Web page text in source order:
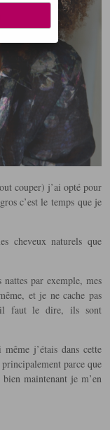
couper) j’ai opté pour
c’est le tempsque je
cheveux naturels que
par exemple, mes
et je ne cache pas
il faut le dire, ils sont
j’étais dans cette
parce que
bien maintenant je m’en